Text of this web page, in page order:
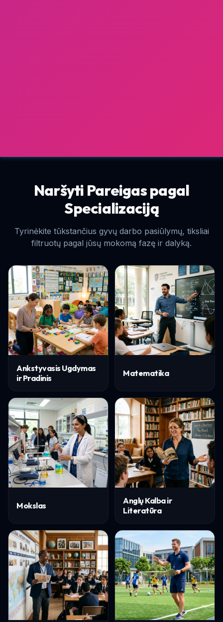
Naršyti Pareigas pagal
Specializaciją
Tyrinėkite tūkstančius gyvų darbo pasiūlymų, tiksliai
filtruotų pagal jūsų mokomą fazę ir dalyką.
Ankstyvasis Ugdymas
ir Pradinis
Matematika
Mokslas
Anglų Kalba ir
Literatūra